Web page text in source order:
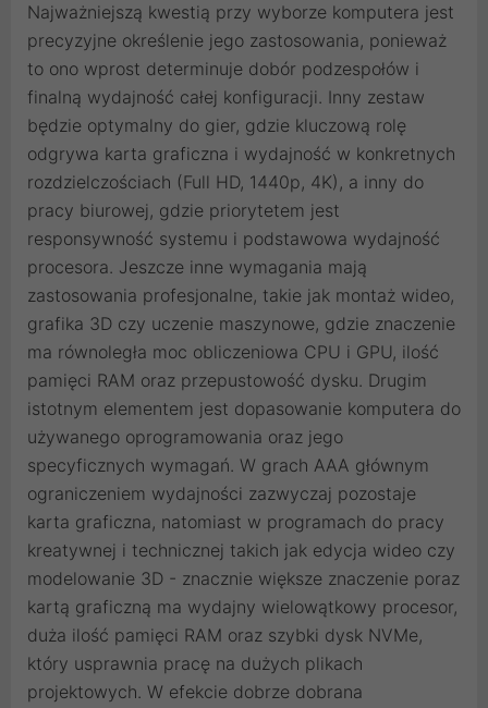
Najważniejszą kwestią przy wyborze komputera jest
precyzyjne określenie jego zastosowania, ponieważ
to ono wprost determinuje dobór podzespołów i
finalną wydajność całej konfiguracji. Inny zestaw
będzie optymalny do gier, gdzie kluczową rolę
odgrywa karta graficzna i wydajność w konkretnych
rozdzielczościach (Full HD, 1440p, 4K), a inny do
pracy biurowej, gdzie priorytetem jest
responsywność systemu i podstawowa wydajność
procesora. Jeszcze inne wymagania mają
zastosowania profesjonalne, takie jak montaż wideo,
grafika 3D czy uczenie maszynowe, gdzie znaczenie
ma równoległa moc obliczeniowa CPU i GPU, ilość
pamięci RAM oraz przepustowość dysku. Drugim
istotnym elementem jest dopasowanie komputera do
używanego oprogramowania oraz jego
specyficznych wymagań. W grach AAA głównym
ograniczeniem wydajności zazwyczaj pozostaje
karta graficzna, natomiast w programach do pracy
kreatywnej i technicznej takich jak edycja wideo czy
modelowanie 3D - znacznie większe znaczenie poraz
kartą graficzną ma wydajny wielowątkowy procesor,
duża ilość pamięci RAM oraz szybki dysk NVMe,
który usprawnia pracę na dużych plikach
projektowych. W efekcie dobrze dobrana